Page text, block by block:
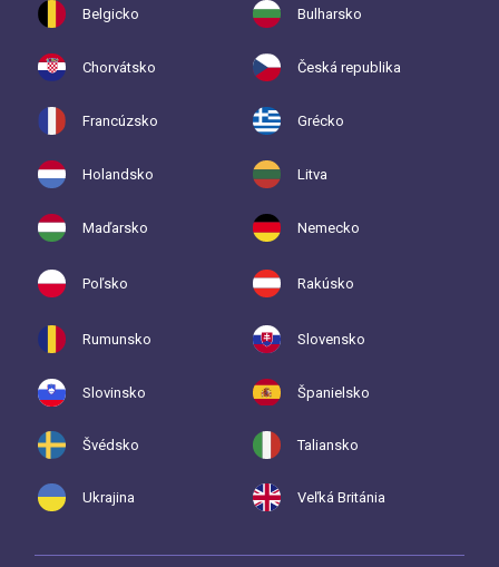
Belgicko Bulharsko
Chorvátsko Česká republika
Francúzsko Grécko
Holandsko Litva
Maďarsko Nemecko
Poľsko Rakúsko
Rumunsko Slovensko
Slovinsko Španielsko
Švédsko Taliansko
Ukrajina Veľká Británia